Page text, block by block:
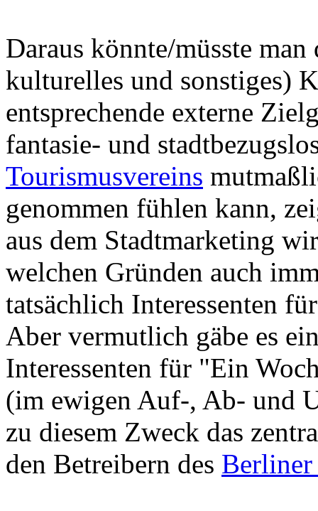
Daraus könnte/müsste
kulturelles und sonstiges)
entsprechende externe
fantasie- und
Tourismusvereins
genommen fühlen kann,
aus dem Stadtmarketing
welchen Gründen auch
tatsächlich Interessenten
Aber vermutlich gäbe es
Interessenten für "Ein
(im ewigen Auf-, Ab- und
zu diesem Zweck das
den Betreibern des Berliner